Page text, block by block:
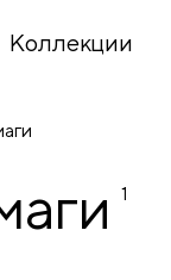
Коллекции
1